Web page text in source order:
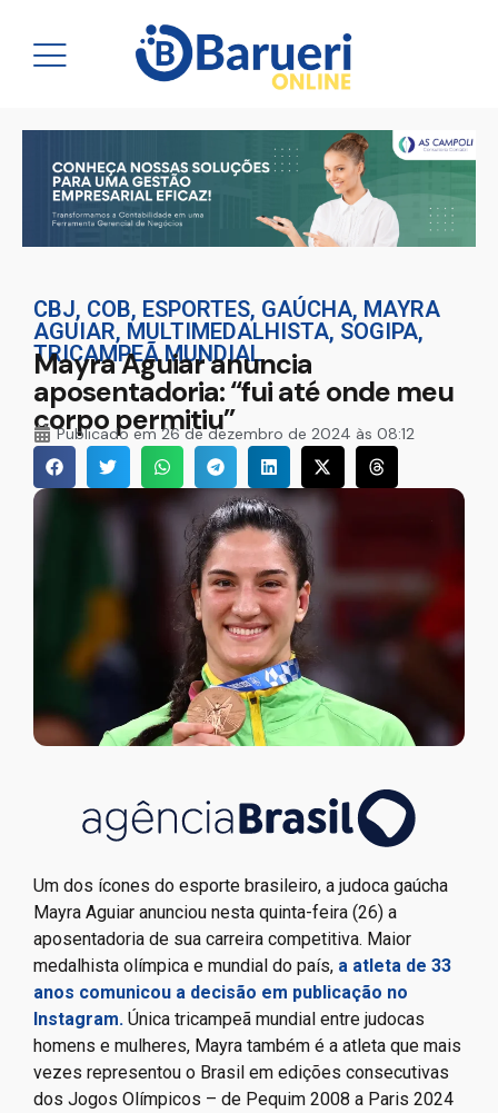
CBJ, COB, ESPORTES, GAÚCHA, MAYRA
AGUIAR, MULTIMEDALHISTA, SOGIPA,
TRICAMPEÃ MUNDIAL
Mayra Aguiar anuncia
aposentadoria: “fui até onde meu
corpo permitiu”
Publicado em 26 de dezembro de 2024 às 08:12
Um dos ícones do esporte brasileiro, a judoca gaúcha
Mayra Aguiar anunciou nesta quinta-feira (26) a
aposentadoria de sua carreira competitiva. Maior
medalhista olímpica e mundial do país, a atleta de 33
anos comunicou a decisão em publicação no
Instagram. Única tricampeã mundial entre judocas
homens e mulheres, Mayra também é a atleta que mais
vezes representou o Brasil em edições consecutivas
dos Jogos Olímpicos – de Pequim 2008 a Paris 2024